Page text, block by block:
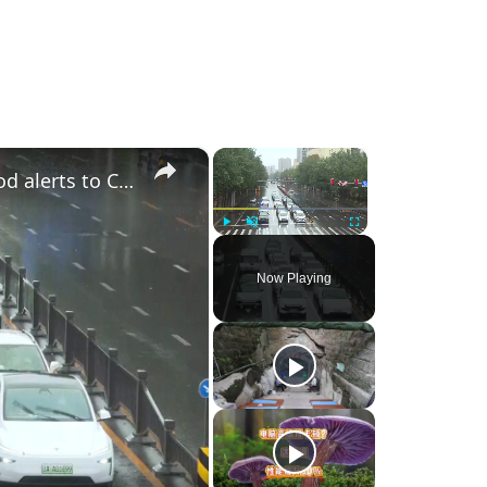
×
Fullscreen
Now Playing
×
China: Typhoon Bavi brings heavy rain, flood alerts to China's Shenyang.